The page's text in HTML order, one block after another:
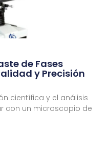
de Fases
y Precisión
científica y el análisis
con un microscopio de